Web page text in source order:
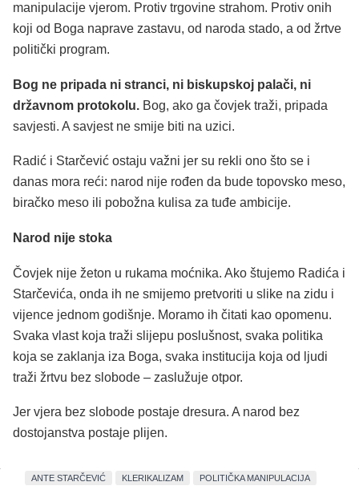
manipulacije vjerom. Protiv trgovine strahom. Protiv onih
koji od Boga naprave zastavu, od naroda stado, a od žrtve
politički program.
Bog ne pripada ni stranci, ni biskupskoj palači, ni
državnom protokolu. Bog, ako ga čovjek traži, pripada
savjesti. A savjest ne smije biti na uzici.
Radić i Starčević ostaju važni jer su rekli ono što se i
danas mora reći: narod nije rođen da bude topovsko meso,
biračko meso ili pobožna kulisa za tuđe ambicije.
Narod nije stoka
Čovjek nije žeton u rukama moćnika. Ako štujemo Radića i
Starčevića, onda ih ne smijemo pretvoriti u slike na zidu i
vijence jednom godišnje. Moramo ih čitati kao opomenu.
Svaka vlast koja traži slijepu poslušnost, svaka politika
koja se zaklanja iza Boga, svaka institucija koja od ljudi
traži žrtvu bez slobode – zaslužuje otpor.
Jer vjera bez slobode postaje dresura. A narod bez
dostojanstva postaje plijen.
ANTE STARČEVIĆ KLERIKALIZAM POLITIČKA MANIPULACIJA